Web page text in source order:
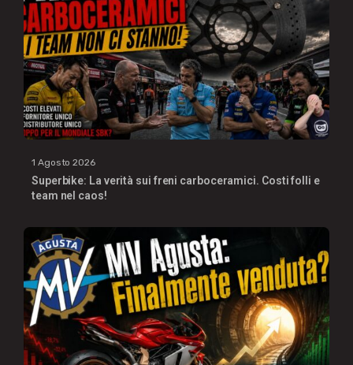
1 Agosto 2026
Superbike: La verità sui freni carboceramici. Costi folli e
team nel caos!